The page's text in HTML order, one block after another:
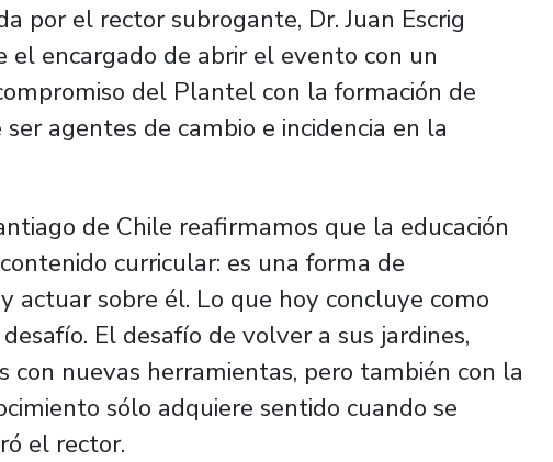
por el rector subrogante, Dr. Juan Escrig
el encargado de abrir el evento con un
del Plantel con la formación de
agentes de cambio e incidencia en la
de Chile reafirmamos que la educación
curricular: es una forma de
actuar sobre él. Lo que hoy concluye como
El desafío de volver a sus jardines,
con nuevas herramientas, pero también con la
sólo adquiere sentido cuando se
el rector.